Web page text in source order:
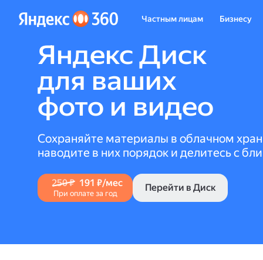
Частным лицам Бизнесу
Яндекс Диск
для ваших
фото и видео
Сохраняйте материалы в облачном
наводите в них порядок и делитесь с
250 ₽ 191 ₽/мес
При оплате за год
Перейти в Диск